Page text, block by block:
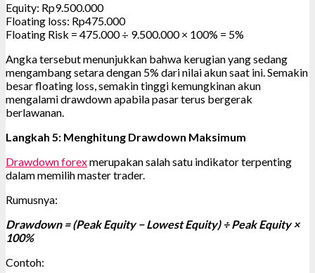
Equity: Rp9.500.000
Floating loss: Rp475.000
Floating Risk = 475.000 ÷ 9.500.000 × 100% = 5%
Angka tersebut menunjukkan bahwa kerugian yang sedang
mengambang setara dengan 5% dari nilai akun saat ini. Semakin
besar floating loss, semakin tinggi kemungkinan akun
mengalami drawdown apabila pasar terus bergerak
berlawanan.
Langkah 5: Menghitung Drawdown Maksimum
Drawdown forexmerupakan salah satu indikator terpenting
dalam memilih master trader.
Rumusnya:
Drawdown = (Peak Equity − Lowest Equity) ÷ Peak Equity ×
100%
Contoh: